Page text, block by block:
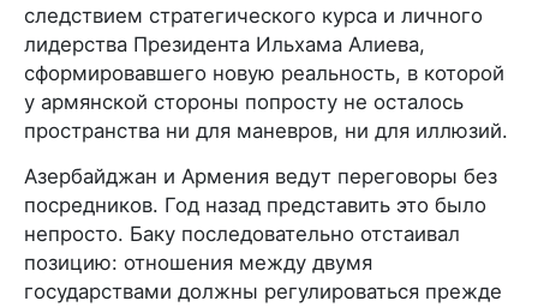
следствием стратегического курса и личного
лидерства Президента Ильхама Алиева,
сформировавшего новую реальность, в которой
у армянской стороны попросту не осталось
пространства ни для маневров, ни для иллюзий.
Азербайджан и Армения ведут переговоры без
посредников. Год назад представить это было
непросто. Баку последовательно отстаивал
позицию: отношения между двумя
государствами должны регулироваться прежде